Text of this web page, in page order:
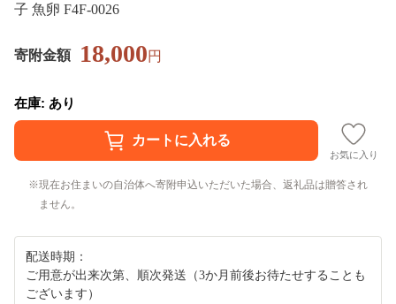
子 魚卵 F4F-0026
寄附金額 18,000円
在庫: あり
お気に入り
現在お住まいの自治体へ寄附申込いただいた場合、返礼品は贈答され
ません。
配送時期：
ご用意が出来次第、順次発送（3か月前後お待たせすることも
ございます）